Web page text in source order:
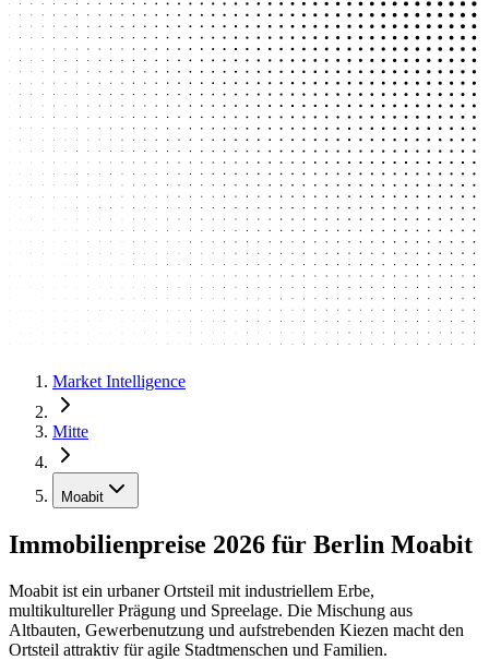
Market Intelligence
Mitte
Moabit
Immobilienpreise 2026 für Berlin Moabit
Moabit ist ein urbaner Ortsteil mit industriellem Erbe,
multikultureller Prägung und Spreelage. Die Mischung aus
Altbauten, Gewerbenutzung und aufstrebenden Kiezen macht den
Ortsteil attraktiv für agile Stadtmenschen und Familien.